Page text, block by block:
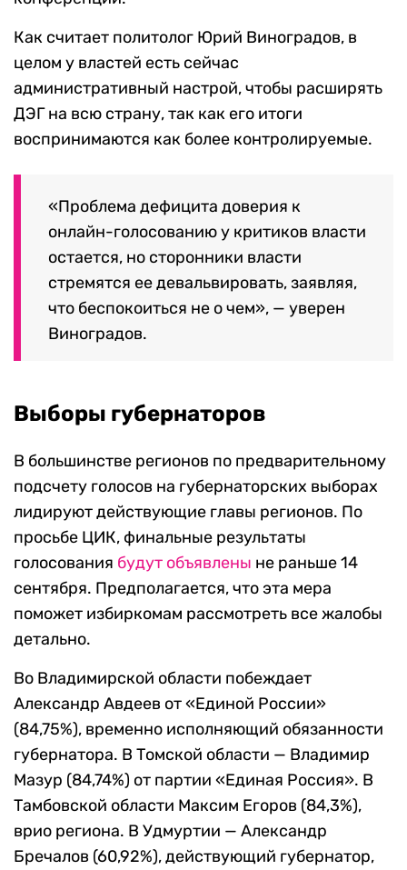
Как считает политолог Юрий Виноградов, в
целом у властей есть сейчас
административный настрой, чтобы расширять
ДЭГ на всю страну, так как его итоги
воспринимаются как более контролируемые.
«Проблема дефицита доверия к
онлайн-голосованию у критиков власти
остается, но сторонники власти
стремятся ее девальвировать, заявляя,
что беспокоиться не о чем», — уверен
Виноградов.
Выборы губернаторов
В большинстве регионов по предварительному
подсчету голосов на губернаторских выборах
лидируют действующие главы регионов. По
просьбе ЦИК, финальные результаты
голосования будут объявлены не раньше 14
сентября. Предполагается, что эта мера
поможет избиркомам рассмотреть все жалобы
детально.
Во Владимирской области побеждает
Александр Авдеев от «Единой России»
(84,75%), временно исполняющий обязанности
губернатора. В Томской области — Владимир
Мазур (84,74%) от партии «Единая Россия». В
Тамбовской области Максим Егоров (84,3%),
врио региона. В Удмуртии — Александр
Бречалов (60,92%), действующий губернатор,